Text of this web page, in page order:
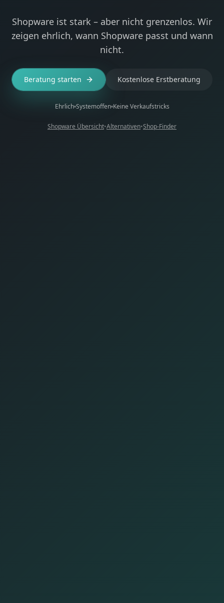
Shopware ist stark – aber nicht grenzenlos. Wir
zeigen ehrlich, wann Shopware passt und wann
nicht.
Beratung starten Kostenlose Erstberatung
Ehrlich Systemoffen Keine Verkaufstricks
Shopware Übersicht•Alternativen•Shop-Finder